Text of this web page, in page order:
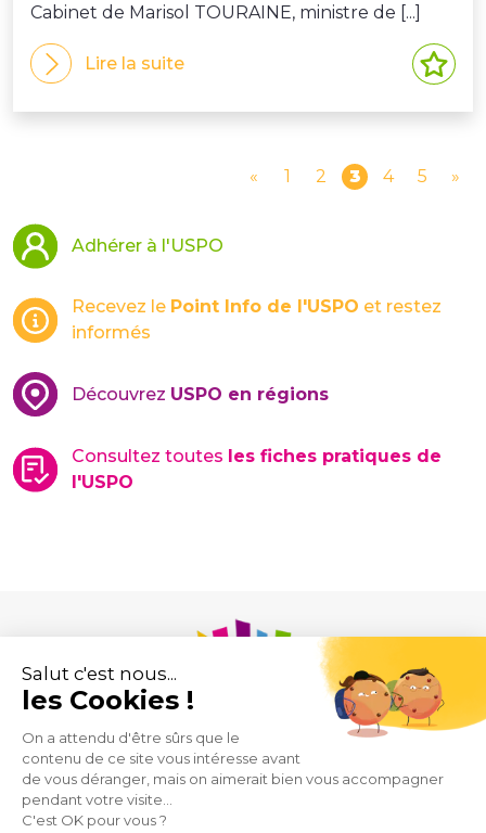
Cabinet de Marisol TOURAINE, ministre de [...]
Lire la suite
« 1 2 3 4 5 »
Adhérer à l'USPO
Recevez le Point Info de l'USPO et restez
informés
Découvrez USPO en régions
Consultez toutes les fiches pratiques de
l'USPO
Union des Syndicats de Pharmaciens d’Officine
43 rue de Provence